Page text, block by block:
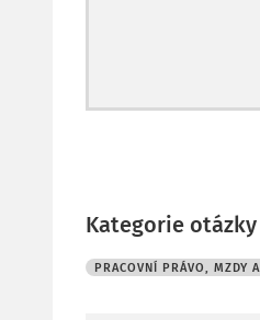
Kategorie otázky
PRACOVNÍ PRÁVO, MZDY